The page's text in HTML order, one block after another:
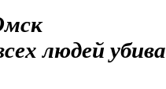
людей